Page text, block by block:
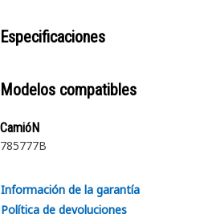
Especificaciones
Modelos compatibles
CamióN
785777B
Información de la garantía
Política de devoluciones